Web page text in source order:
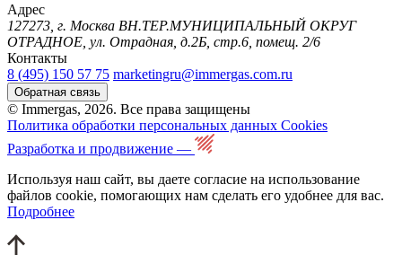
Адрес
127273, г. Москва ВН.ТЕР.МУНИЦИПАЛЬНЫЙ ОКРУГ
ОТРАДНОЕ, ул. Отрадная, д.2Б, стр.6, помещ. 2/6
Контакты
8 (495) 150 57 75 marketingru@immergas.com.ru
Обратная связь
© Immergas, 2026. Все права защищены
Политика обработки персональных данных Cookies
Разработка и продвижение —
Используя наш сайт, вы даете согласие на использование
файлов cookie, помогающих нам сделать его удобнее для вас.
Подробнее